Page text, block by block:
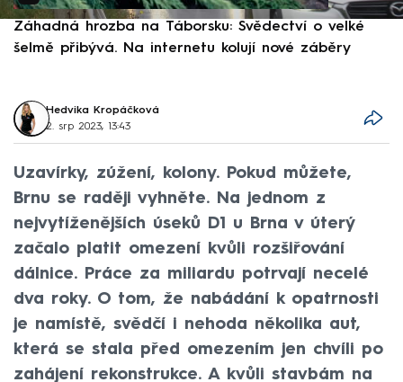
Záhadná hrozba na Táborsku: Svědectví o velké
šelmě přibývá. Na internetu kolují nové záběry
Hedvika Kropáčková
2. srp 2023, 13:43
Uzavírky, zúžení, kolony. Pokud můžete,
Brnu se raději vyhněte. Na jednom z
nejvytíženějších úseků D1 u Brna v úterý
začalo platit omezení kvůli rozšiřování
dálnice. Práce za miliardu potrvají necelé
dva roky. O tom, že nabádání k opatrnosti
je namístě, svědčí i nehoda několika aut,
která se stala před omezením jen chvíli po
zahájení rekonstrukce. A kvůli stavbám na